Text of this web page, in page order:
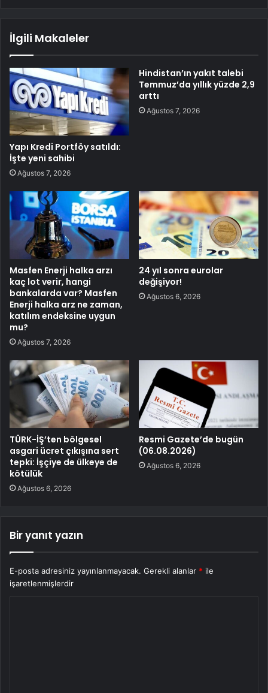
İlgili Makaleler
Yapı Kredi Portföy satıldı:
İşte yeni sahibi
Ağustos 7, 2026
Hindistan’ın yakıt talebi
Temmuz’da yıllık yüzde 2,9
arttı
Ağustos 7, 2026
Masfen Enerji halka arzı
kaç lot verir, hangi
bankalarda var? Masfen
Enerji halka arz ne zaman,
katılım endeksine uygun
mu?
Ağustos 7, 2026
24 yıl sonra eurolar
değişiyor!
Ağustos 6, 2026
TÜRK-İŞ’ten bölgesel
asgari ücret çıkışına sert
tepki: İşçiye de ülkeye de
kötülük
Ağustos 6, 2026
Resmi Gazete’de bugün
(06.08.2026)
Ağustos 6, 2026
Bir yanıt yazın
E-posta adresiniz yayınlanmayacak. Gerekli alanlar * ile
işaretlenmişlerdir